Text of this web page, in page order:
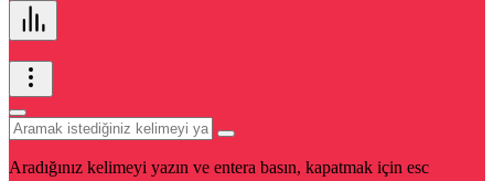
Aradığınız kelimeyi yazın ve entera basın, kapatmak için esc